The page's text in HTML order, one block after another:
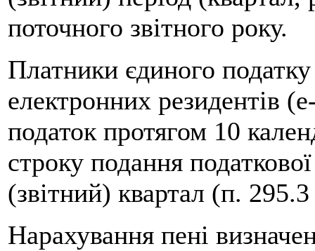
поточного звітного року.
Платники єдиного
електронних резидентів
податок протягом 10
строку подання
(звітний) квартал (п.
Нарахування пені